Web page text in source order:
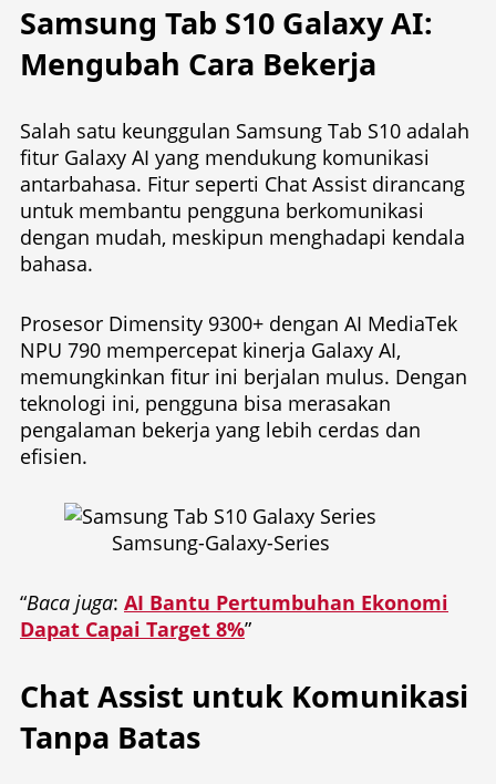
Samsung Tab S10 Galaxy AI:
Mengubah Cara Bekerja
Salah satu keunggulan Samsung Tab S10 adalah
fitur Galaxy AI yang mendukung komunikasi
antarbahasa. Fitur seperti Chat Assist dirancang
untuk membantu pengguna berkomunikasi
dengan mudah, meskipun menghadapi kendala
bahasa.
Prosesor Dimensity 9300+ dengan AI MediaTek
NPU 790 mempercepat kinerja Galaxy AI,
memungkinkan fitur ini berjalan mulus. Dengan
teknologi ini, pengguna bisa merasakan
pengalaman bekerja yang lebih cerdas dan
efisien.
Samsung-Galaxy-Series
“Baca juga: AI Bantu Pertumbuhan Ekonomi
Dapat Capai Target 8%”
Chat Assist untuk Komunikasi
Tanpa Batas